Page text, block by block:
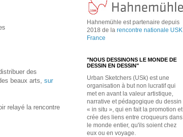
des
beaux arts, sur
relayé la rencontre
Hahnemühle est partenaire depuis
2018 de la rencontre nationale USK
France
"NOUS DESSINONS LE MONDE DE
DESSIN EN DESSIN"
Urban Sketchers (USk) est une
organisation à but non lucratif qui
met en avant la valeur artistique,
narrative et pédagogique du dessin
« in situ », qui en fait la promotion et
crée des liens entre croqueurs dans
le monde entier, qu'ils soient chez
eux ou en voyage.